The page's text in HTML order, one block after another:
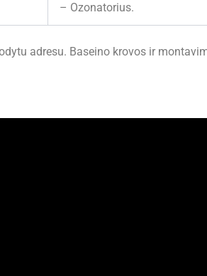
– Ozonatorius.
adresu. Baseino krovos ir